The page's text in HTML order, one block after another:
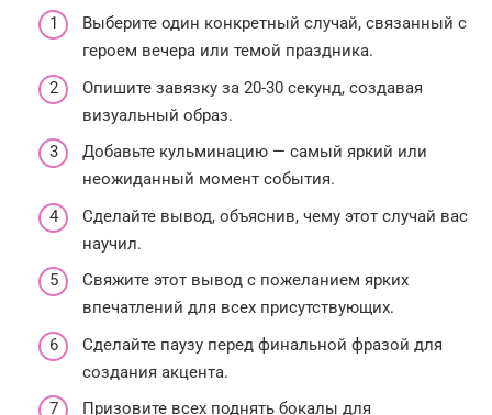
Выберите один конкретный случай, связанный с
героем вечера или темой праздника.
Опишите завязку за 20-30 секунд, создавая
визуальный образ.
Добавьте кульминацию — самый яркий или
неожиданный момент события.
Сделайте вывод, объяснив, чему этот случай вас
научил.
Свяжите этот вывод с пожеланием ярких
впечатлений для всех присутствующих.
Сделайте паузу перед финальной фразой для
создания акцента.
Призовите всех поднять бокалы для